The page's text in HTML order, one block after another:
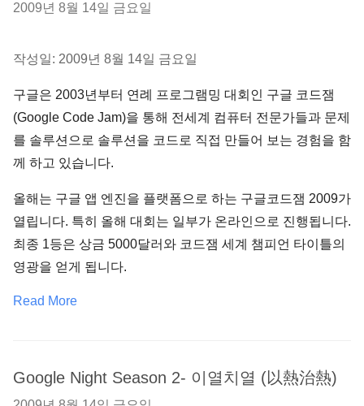
2009년 8월 14일 금요일
작성일: 2009년 8월 14일 금요일
구글은 2003년부터 연례 프로그램밍 대회인 구글 코드잼
(Google Code Jam)을 통해 전세계 컴퓨터 전문가들과 문제
를 솔루션으로 솔루션을 코드로 직접 만들어 보는 경험을 함
께 하고 있습니다.
올해는 구글 앱 엔진을 플랫폼으로 하는 구글코드잼 2009가
열립니다. 특히 올해 대회는 일부가 온라인으로 진행됩니다.
최종 1등은 상금 5000달러와 코드잼 세계 챔피언 타이틀의
영광을 얻게 됩니다.
Read More
Google Night Season 2- 이열치열 (以熱治熱)